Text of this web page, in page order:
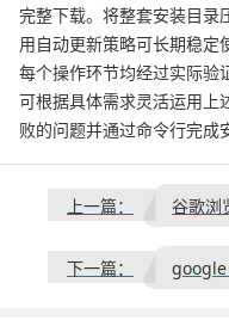
完整下载。将整套安装目录
用自动更新策略可长期稳定
每个操作环节均经过实际验
可根据具体需求灵活运用上
败的问题并通过命令行完成
上一篇：
下一篇：